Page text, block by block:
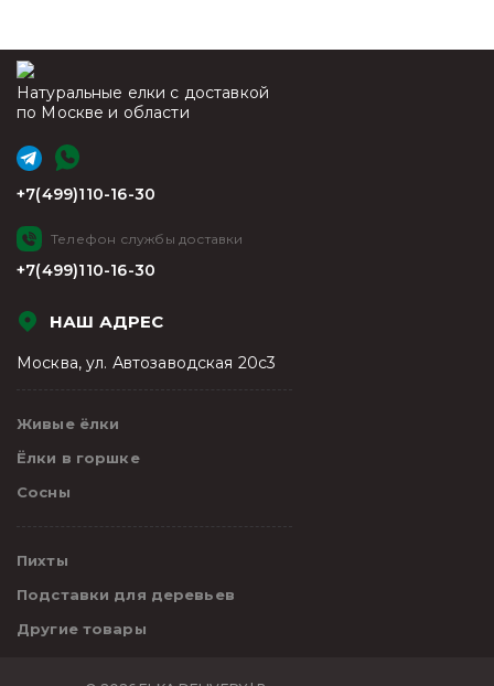
Натуральные елки с доставкой
по Москве и области
+7(499)110-16-30
Телефон службы доставки
+7(499)110-16-30
Живые ёлки
Ёлки в горшке
Сосны
Пихты
Подставки для деревьев
Другие товары
НАШ АДРЕС
Москва, ул. Автозаводская 20с3